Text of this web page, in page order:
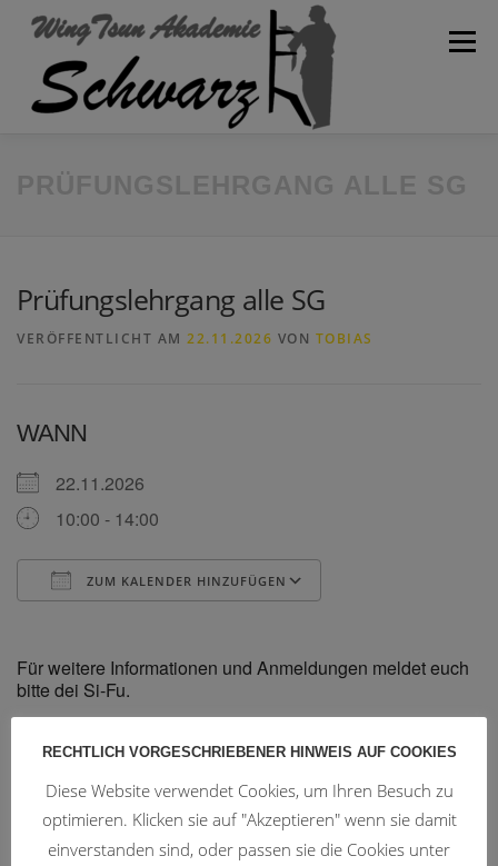
Inhalt
Menü
Prüfungslehrgang alle SG
VERÖFFENTLICHT AM 22.11.2026 VON TOBIAS
WANN
22.11.2026
10:00 - 14:00
ZUM KALENDER HINZUFÜGEN
Für weitere Informationen und Anmeldungen meldet euch
bitte dei Si-Fu.
Trainingszeiten
RECHTLICH VORGESCHRIEBENER HINWEIS AUF COOKIES
Diese Website verwendet Cookies, um Ihren Besuch zu
optimieren. Klicken sie auf "Akzeptieren" wenn sie damit
einverstanden sind, oder passen sie die Cookies unter